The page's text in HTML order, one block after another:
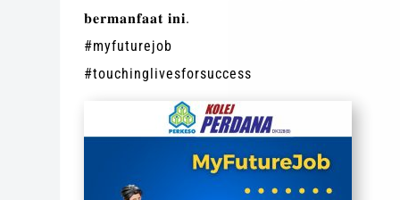
𝐛𝐞𝐫𝐦𝐚𝐧𝐟𝐚𝐚𝐭 𝐢𝐧𝐢.
#myfuturejob
#touchinglivesforsuccess